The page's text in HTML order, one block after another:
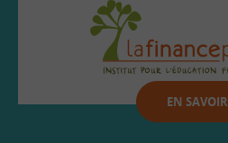
EN SAVOIR